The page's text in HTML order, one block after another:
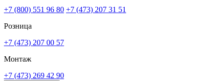
+7 (800) 551 96 80 +7 (473) 207 31 51
Розница
+7 (473) 207 00 57
Монтаж
+7 (473) 269 42 90